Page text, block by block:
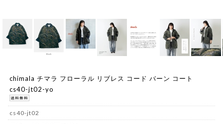
chimala チマラ フローラル リブレス コード バーン コート
cs40-jt02-yo
cs40-jt02